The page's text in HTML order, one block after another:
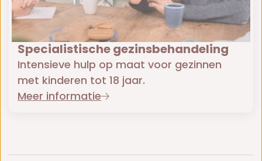
Specialistische gezinsbehandeling
Intensieve hulp op maat voor gezinnen
met kinderen tot 18 jaar.
Meer informatie